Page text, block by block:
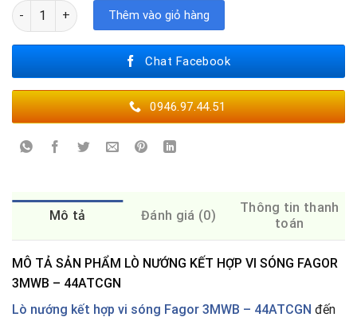
LÒ NƯỚNG KẾT HỢP VI SÓNG FAGOR 3MWB - 44ATCGN số lượng
Thêm vào giỏ hàng
Chat Facebook
0946.97.44.51
Mô tả Đánh giá (0)
Thông tin thanh
toán
MÔ TẢ SẢN PHẨM LÒ NƯỚNG KẾT HỢP VI SÓNG FAGOR
3MWB – 44ATCGN
Lò nướng kết hợp vi sóng Fagor 3MWB – 44ATCGN đến